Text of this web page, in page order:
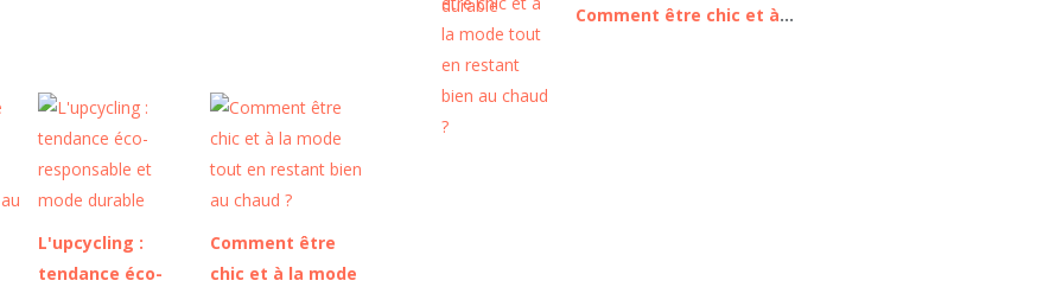
L'upcycling :
tendance éco-
Comment être
chic et à la mode
Comment être chic et à la mode tout en restant bien au chaud ?